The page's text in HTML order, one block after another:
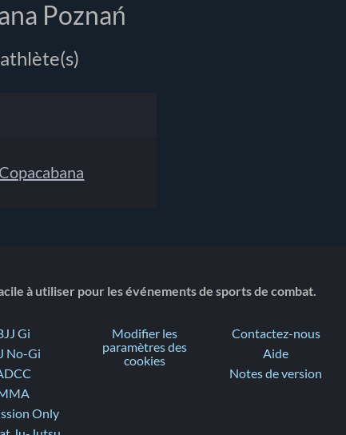
Poznań
Copacabana
à utiliser pour les événements de sports de combat.
Gi
No-Gi
Only
Modifier les
paramètres des
cookies
Contactez-nous
Aide
Notes de version